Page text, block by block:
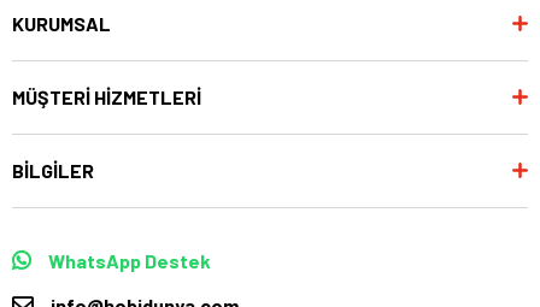
KURUMSAL
MÜŞTERİ HİZMETLERİ
BİLGİLER
WhatsApp Destek